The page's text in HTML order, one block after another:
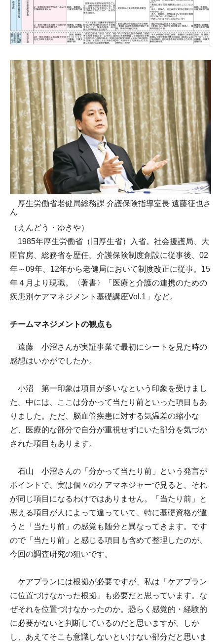
厚生労働省老健局総務課 介護保険指導室長 遠藤征也さ
ん
（えんどう・ゆきや）
1985年厚生労働省（旧厚生省）入省。社会援護局、大
臣官房、総務省を歴任。介護保険制度創設に従事後、02
年～09年、12年から老健局において制度改正に従事。15
年４月より現職。〈著書〉「医療と介護の連携のための
疾患別ケアマネジメント基礎講座Vol.1」など。
チームマネジメントの観点も
遠藤 小沼さんが実証事業で最初にシートを見た時の
感想はいかがでしたか。
小沼 第一印象は項目が多いなという印象を受けまし
た。中には、ここは分かって当たり前といった項目もあ
りました。ただ、脳血管疾患に対する気温差の縮小な
ど、医療的な部分で自分が重視せずにいた部分を気づか
された項目もあります。
石山 小沼さんの「分かって当たり前」という発言が
ポイントで、実は個々のケアマネジャーで見ると、それ
が同じ項目になるわけではありません。「当たり前」と
思える項目が人によって違っていて、特に基礎資格が違
うと「当たり前」の感覚も随分と異なってきます。です
ので「当たり前」と感じる項目も含めて整理したのが、
今回の調査研究の狙いです。
ケアプランには根拠が必要ですが、私は「ケアプラン
に位置づけなかった根拠」も必要だと思っています。な
ぜそれを位置づけなかったのか。恐らく感覚的・経験的
に必要がないと判断しているのだと思いますが、しか
し、あえてそこも意識しないといけない部分だと思いま